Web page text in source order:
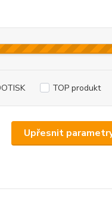
Upřesnit
TOP produkt